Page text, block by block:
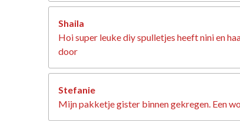
Shaila
Hoi super leuke diy spulletjes heeft nini en
door
Stefanie
Mijn pakketje gister binnen gekregen. Een